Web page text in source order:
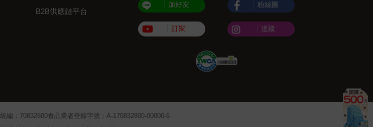
B2B供應鏈平台
加好友
訂閱
粉絲團
追蹤
統編：70832800食品業者登錄字號：A-170832800-00000-6